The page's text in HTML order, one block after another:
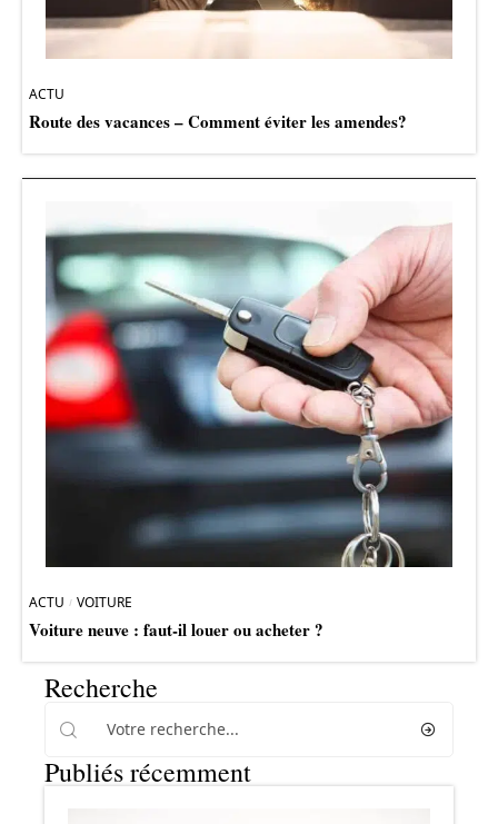
ACTU
Route des vacances – Comment éviter les amendes?
ACTU VOITURE
Voiture neuve : faut-il louer ou acheter ?
Recherche
Publiés récemment